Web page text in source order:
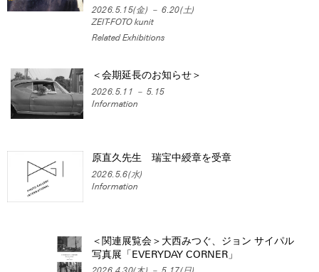
2026.5.15(金) － 6.20(土)
ZEIT-FOTO kunit
Related Exhibitions
＜会期延長のお知らせ＞
2026.5.11 － 5.15
Information
原直久先生 瑞宝中綬章を受章
2026.5.6(水)
Information
＜関連展覧会＞大西みつぐ、ジョン サイパル
写真展「EVERYDAY CORNER」